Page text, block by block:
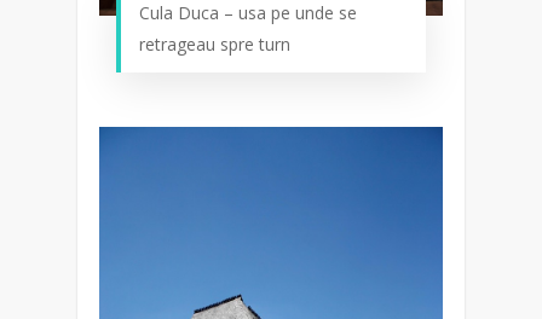
Cula Duca – usa pe unde se
retrageau spre turn